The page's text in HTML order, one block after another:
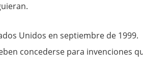
Unidos en septiembre de 1999.
concederse para invenciones